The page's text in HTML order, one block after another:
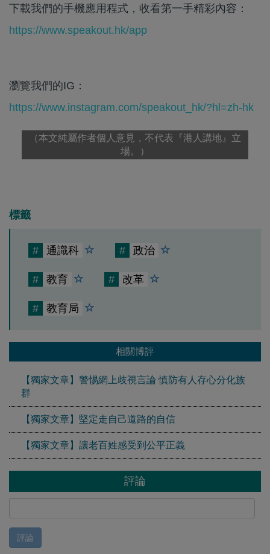
下載我們的手機應用程式，收看第一手精彩內容：
https://www.speakout.hk/app
瀏覽我們的IG：
https://www.instagram.com/speakout_hk/?hl=zh-hk
（本文純屬作者個人意見，不代表『港人講地』立
場。）
標籤
# 通識科 # 政治
# 教育 # 改革
# 教育局
相關博評
【獨家文章】警惕網上歧視言論 慎防有人存心分化族
群
【獨家文章】堅定走自己道路的自信
【獨家文章】讓老百姓感受到公平正義
評論
評論